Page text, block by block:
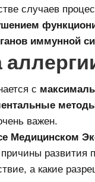
случаев
иммунной
с
важен.
Медицинском
развития
а какие